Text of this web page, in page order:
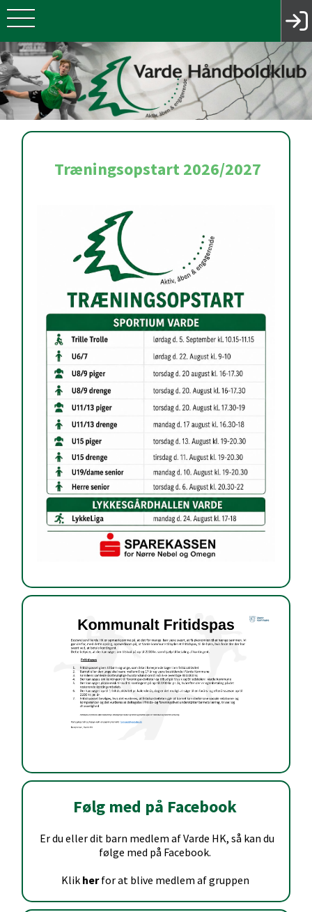
Træningsopstart 2026/2027
Følg med på Facebook
Er du eller dit barn medlem af Varde HK, så kan du
følge med på Facebook.
Klik herfor at blive medlem af gruppen